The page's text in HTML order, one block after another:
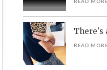
There's
READ